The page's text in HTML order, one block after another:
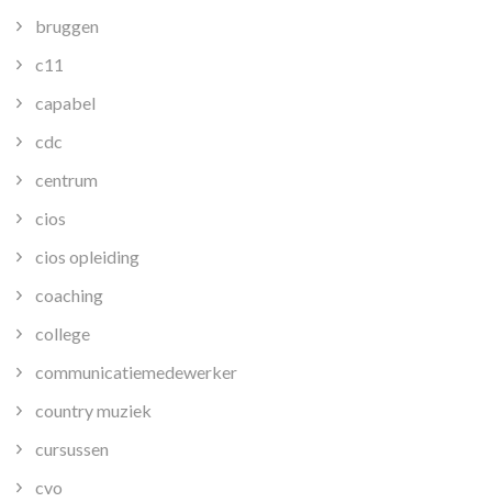
bruggen
c11
capabel
cdc
centrum
cios
cios opleiding
coaching
college
communicatiemedewerker
country muziek
cursussen
cvo